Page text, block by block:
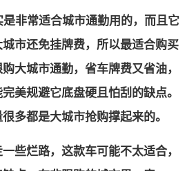
非常适合城市通勤用的，而且它
市还免挂牌费，所以最适合购买
大城市通勤，省车牌费又省油，
美规避它底盘硬且怕刮的缺点。
多都是大城市抢购撑起来的。
些烂路，这款车可能不太适合，